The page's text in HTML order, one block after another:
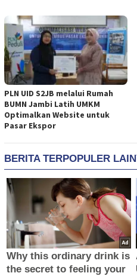
PLN UID S2JB melalui Rumah
BUMN Jambi Latih UMKM
Optimalkan Website untuk
Pasar Ekspor